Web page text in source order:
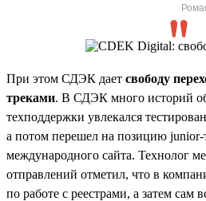
При этом СДЭК дает свободу
треками. В СДЭК много историй
техподдержки увлекался
а потом перешел на позицию junior-
международного сайта. Технолог
отправлений отметил, что в
по работе с реестрами, а затем сам